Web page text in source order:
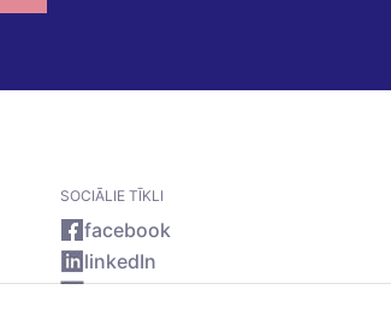
SOCIĀLIE TĪKLI
facebook
linkedIn